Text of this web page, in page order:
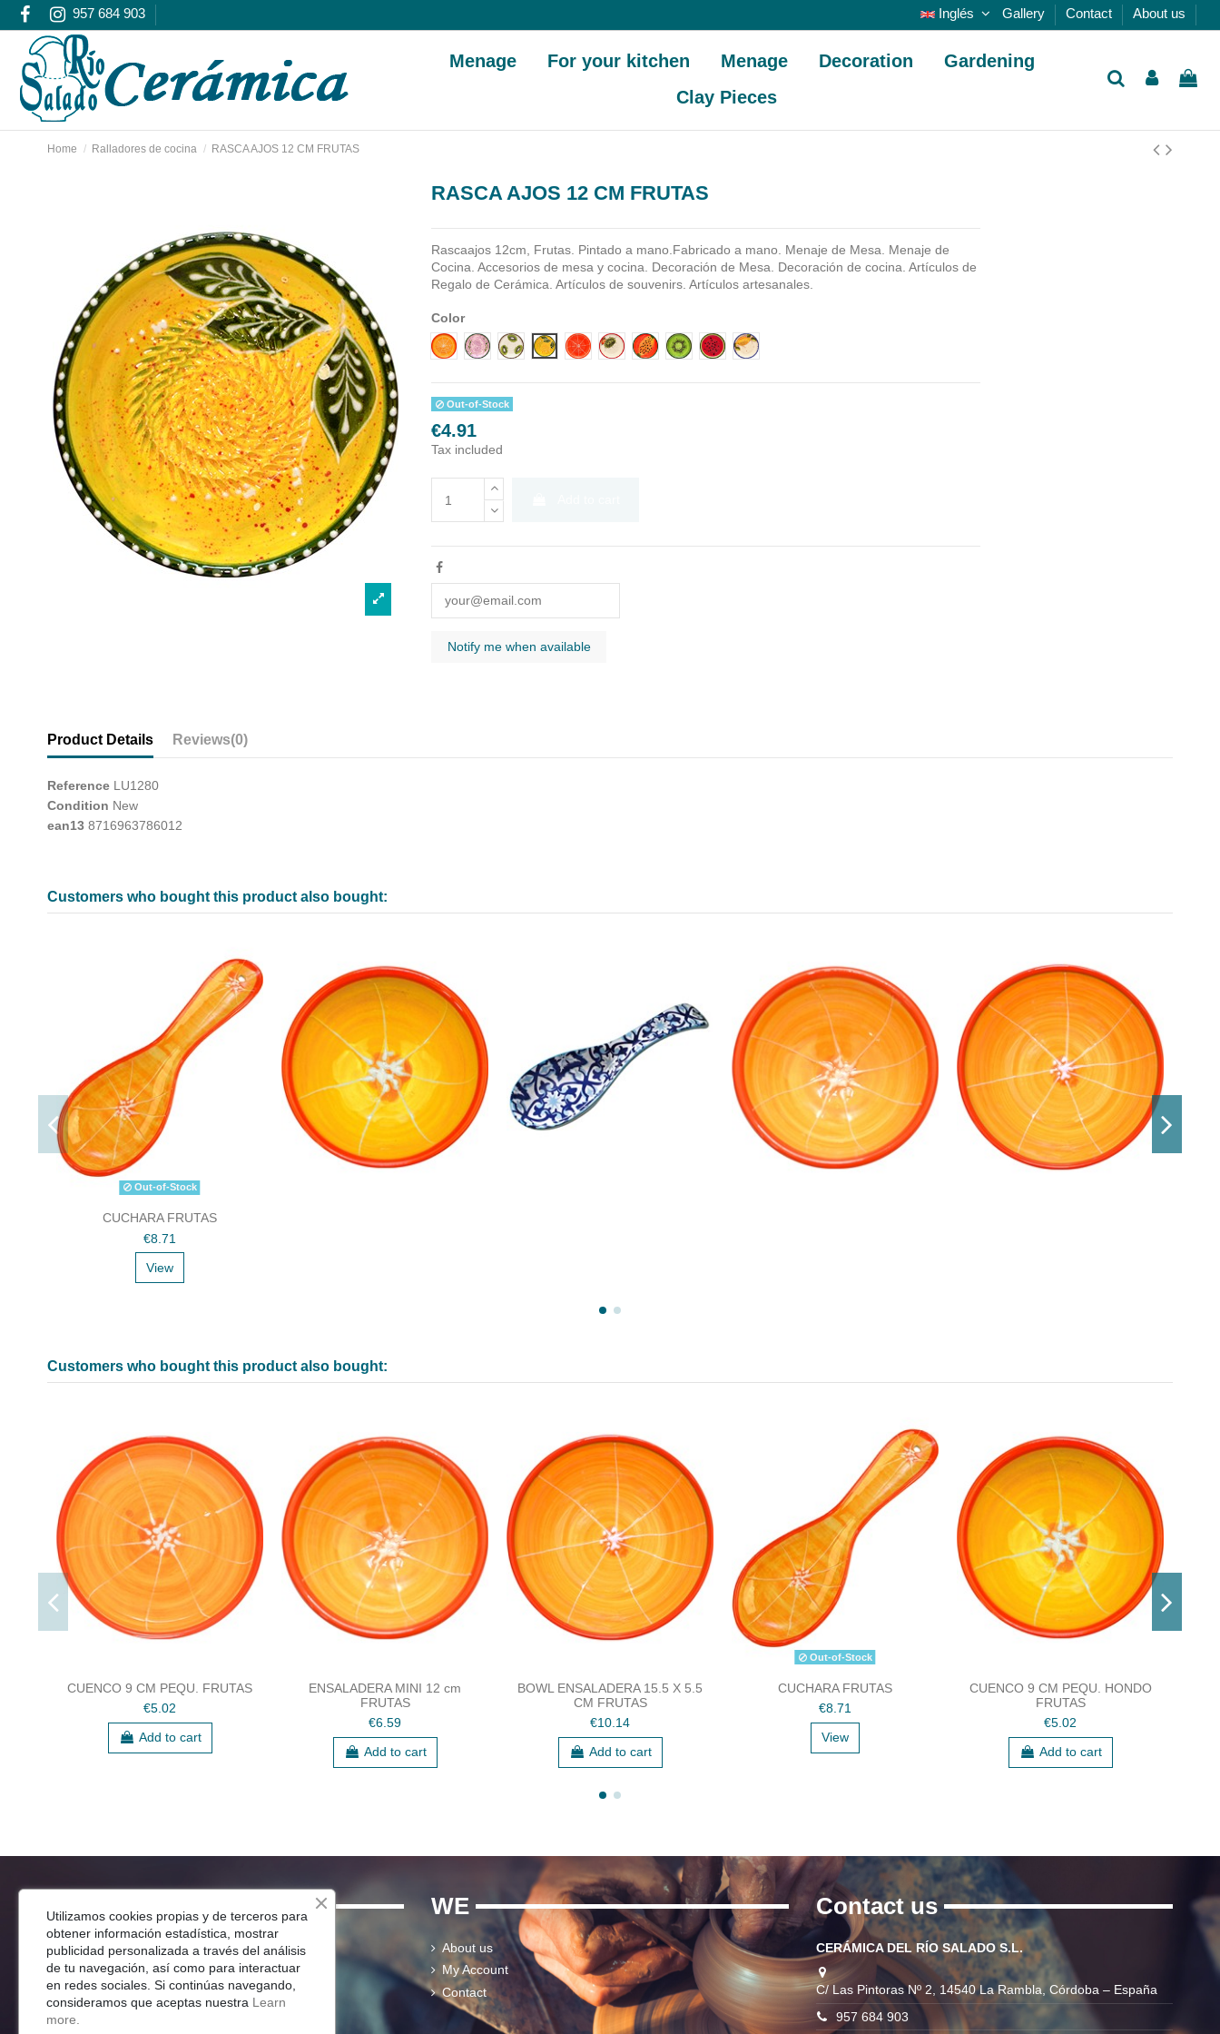
957 684 903 Inglés Gallery Contact About us
Menage For your kitchen Menage Decoration
Gardening
Clay Pieces
Home Ralladores de cocina RASCA AJOS 12 CM FRUTAS
RASCA AJOS 12 CM FRUTAS
Rascaajos 12cm, Frutas. Pintado a mano.Fabricado a mano.
Menaje de Mesa. Menaje de
Cocina. Accesorios de mesa y cocina. Decoración de Mesa. Decoración de cocina. Artículos de
Regalo de Cerámica. Artículos de souvenirs. Artículos artesanales.
Color
Diseño 1Diseño 10
Diseño 2Diseño 3Diseño 4Diseño 5Diseño 6Diseño 7Diseño 8Diseño 9
Out-of-Stock
€4.91
Tax included
Product Details Reviews(0)
Reference LU1280
Condition New
ean13 8716963786012
Customers who bought this product also bought:
Out-of-Stock
CUCHARA FRUTAS
€8.71
View
Customers who bought this product also bought:
CUENCO 9 CM PEQU. FRUTAS
€5.02
Add to cart
ENSALADERA MINI 12 cm
FRUTAS
€6.59
Add to cart
BOWL ENSALADERA 15.5 X 5.5
CM FRUTAS
€10.14
Add to cart
Out-of-Stock
CUCHARA FRUTAS
€8.71
View
CUENCO 9 CM PEQU. HONDO
FRUTAS
€5.02
Add to cart
SHOP
Menaje Mesa
Para Tu Cocina
Decoracion
Jardín
WE
About us
My Account
Contact
Contact us
CERÁMICA DEL RÍO SALADO S.L.
C/ Las Pintoras Nº 2, 14540 La Rambla, Córdoba – España
957 684 903
Utilizamos cookies propias y de terceros para
obtener información estadística, mostrar
publicidad personalizada a través del análisis
de tu navegación, así como para interactuar
en redes sociales. Si continúas navegando,
consideramos que aceptas nuestra Learn
more.